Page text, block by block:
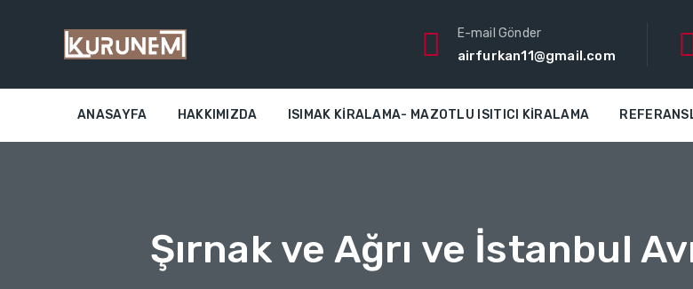
E-mail Gönder
airfurkan11@gmail.com
ANASAYFA HAKKIMIZDA ISIMAK KIRALAMA- MAZOTLU ISITICI KIRALAMA
Şırnak ve Ağrı ve İstanbul